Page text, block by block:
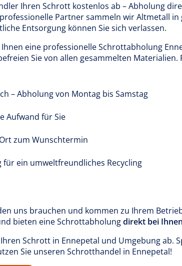
Ihren Schrott kostenlos ab – Abholung
Partner sammeln wir Altmetall in
Entsorgung können Sie sich verlassen.
eine professionelle Schrottabholung
Sie von allen gesammelten Materialien.
– Abholung von Montag bis Samstag
Aufwand für Sie
zum Wunschtermin
ein umweltfreundliches Recycling
uns brauchen und kommen zu Ihrem
bieten eine Schrottabholungdirekt bei
Schrott in Ennepetal und Umgebung ab.
Sie unseren Schrotthandel in Ennepetal!